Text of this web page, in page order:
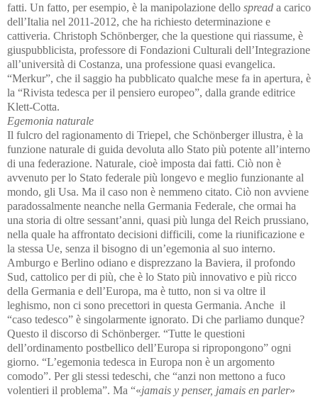
fatti. Un fatto, per esempio, è la manipolazione dello spread a carico
dell’Italia nel 2011-2012, che ha richiesto determinazione e
cattiveria. Christoph Schönberger, che la questione qui riassume, è
giuspubblicista, professore di Fondazioni Culturali dell’Integrazione
all’università di Costanza, una professione quasi evangelica.
“Merkur”, che il saggio ha pubblicato qualche mese fa in apertura, è
la “Rivista tedesca per il pensiero europeo”, dalla grande editrice
Klett-Cotta.
Egemonia naturale
Il fulcro del ragionamento di Triepel, che Schönberger illustra, è la
funzione naturale di guida devoluta allo Stato più potente all’interno
di una federazione. Naturale, cioè imposta dai fatti. Ciò non è
avvenuto per lo Stato federale più longevo e meglio funzionante al
mondo, gli Usa. Ma il caso non è nemmeno citato. Ciò non avviene
paradossalmente neanche nella Germania Federale, che ormai ha
una storia di oltre sessant’anni, quasi più lunga del Reich prussiano,
nella quale ha affrontato decisioni difficili, come la riunificazione e
la stessa Ue, senza il bisogno di un’egemonia al suo interno.
Amburgo e Berlino odiano e disprezzano la Baviera, il profondo
Sud, cattolico per di più, che è lo Stato più innovativo e più ricco
della Germania e dell’Europa, ma è tutto, non si va oltre il
leghismo, non ci sono precettori in questa Germania. Anche il
“caso tedesco” è singolarmente ignorato. Di che parliamo dunque?
Questo il discorso di Schönberger. “Tutte le questioni
dell’ordinamento postbellico dell’Europa si ripropongono” ogni
giorno. “L’egemonia tedesca in Europa non è un argomento
comodo”. Per gli stessi tedeschi, che “anzi non mettono a fuco
volentieri il problema”. Ma “«jamais y penser, jamais en parler»